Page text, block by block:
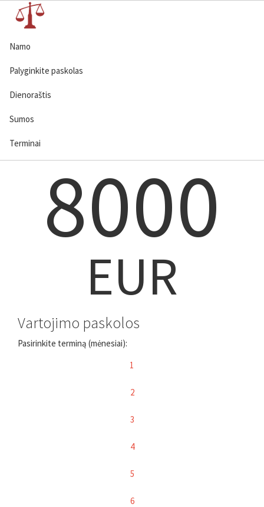
Namo
Palyginkite paskolas
Dienoraštis
Sumos
Terminai
8000
EUR
Vartojimo paskolos
Pasirinkite terminą (mėnesiai):
1
2
3
4
5
6